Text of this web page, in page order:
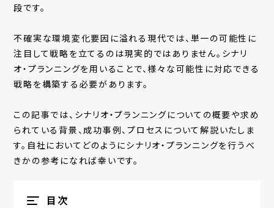
段です。
不確実な環境変化要因に溢れる現代では、単一の可能性に
注目して戦略を立てるのは現実的ではありません。シナリ
オ・プランニングを用いることで、様々な可能性に対応できる
戦略を構築する必要があります。
この記事では、シナリオ・プランニングについての概要や求め
られている背景、成功事例、プロセスについて解説いたしま
す。自社においてどのようにシナリオ・プランニングを行うべ
きかの参考になれば幸いです。
目次